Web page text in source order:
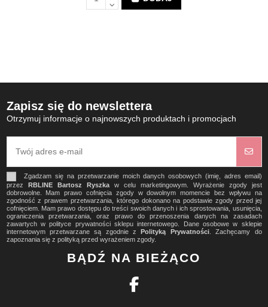
Zapisz się do newslettera
Otrzymuj informacje o najnowszych produktach i promocjach
Zgadzam się na przetwarzanie moich danych osobowych (imię, adres email)
przez RBLINE Bartosz Ryszkaw celu marketingowym. Wyrażenie zgody jest
dobrowolne. Mam prawo cofnięcia zgody w dowolnym momencie bez wpływu na
zgodność z prawem przetwarzania, którego dokonano na podstawie zgody przed jej
cofnięciem. Mam prawo dostępu do treści swoich danych i ich sprostowania, usunięcia,
ograniczenia przetwarzania, oraz prawo do przenoszenia danych na zasadach
zawartych w polityce prywatności sklepu internetowego. Dane osobowe w sklepie
internetowym przetwarzane są zgodnie zPolityką Prywatności. Zachęcamy do
zapoznania się z polityką przed wyrażeniem zgody.
BĄDŹ NA BIEŻĄCO